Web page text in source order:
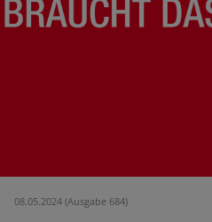
08.05.2024 (Ausgabe 684)